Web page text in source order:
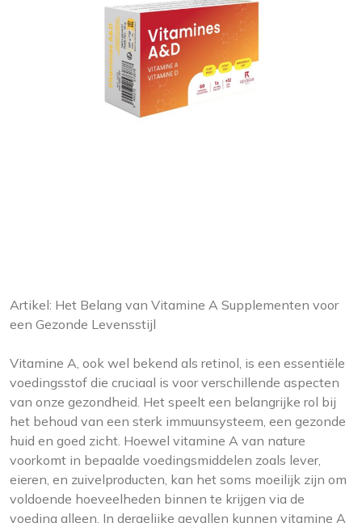
Artikel: Het Belang van Vitamine A Supplementen voor
een Gezonde Levensstijl
Vitamine A, ook wel bekend als retinol, is een essentiële
voedingsstof die cruciaal is voor verschillende aspecten
van onze gezondheid. Het speelt een belangrijke rol bij
het behoud van een sterk immuunsysteem, een gezonde
huid en goed zicht. Hoewel vitamine A van nature
voorkomt in bepaalde voedingsmiddelen zoals lever,
eieren, en zuivelproducten, kan het soms moeilijk zijn om
voldoende hoeveelheden binnen te krijgen via de
voeding alleen. In dergelijke gevallen kunnen vitamine A